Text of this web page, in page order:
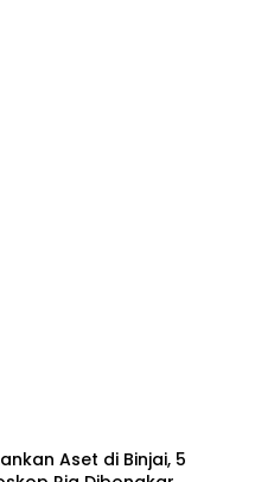
Aset di Binjai, 5